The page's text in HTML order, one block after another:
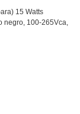
15 Watts
negro, 100-265Vca,